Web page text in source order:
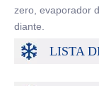
zero, evaporador
diante.
LISTA